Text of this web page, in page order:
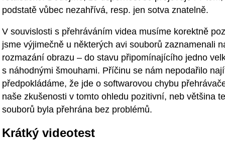
podstatě vůbec nezahřívá, resp. jen sotva znatelně.
V souvislosti s přehráváním videa musíme korektně
jsme výjimečně u některých avi souborů zaznamenali
rozmazání obrazu – do stavu připomínajícího jedno
s náhodnými šmouhami. Příčinu se nám nepodařilo
předpokládáme, že jde o softwarovou chybu
naše zkušenosti v tomto ohledu pozitivní, neb většina
souborů byla přehrána bez problémů.
Krátký videotest